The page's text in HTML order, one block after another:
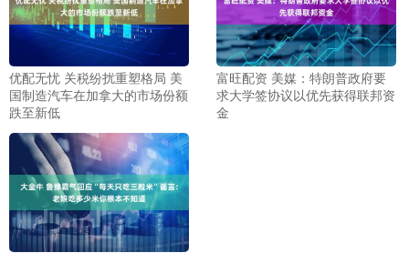
优配无忧 关税纷扰重塑格局 美
国制造汽车在加拿大的市场份额
跌至新低
富旺配资 美媒：特朗普政府要
求大学签协议以优先获得联邦资
金